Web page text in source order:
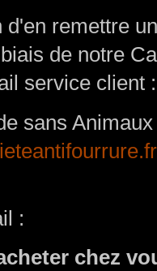
d'en remettre
de notre
service client :
sans Animaux
:
chez